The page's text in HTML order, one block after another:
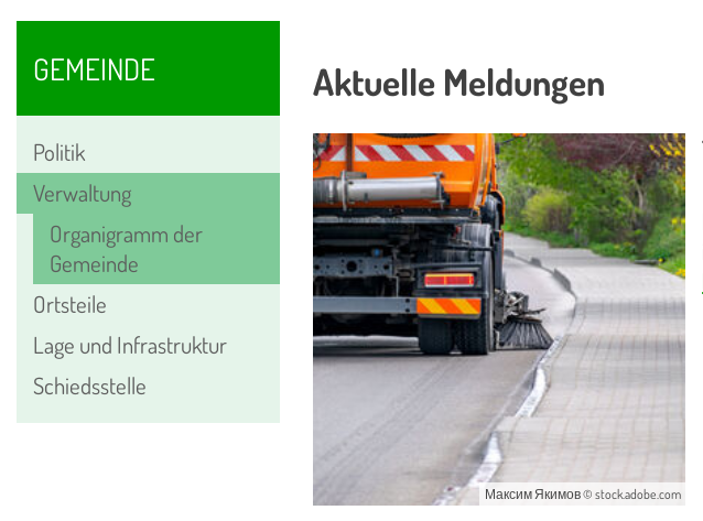
GEMEINDE
Politik
Verwaltung
Organigramm der
Gemeinde
Ortsteile
Lage und Infrastruktur
Schiedsstelle
Aktuelle Meldungen
Максим Якимов © stock.adobe.com